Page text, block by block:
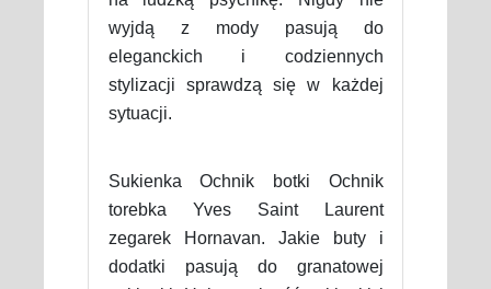
wyjdą z mody pasują do
eleganckich i codziennych
stylizacji sprawdzą się w każdej
sytuacji.
Sukienka Ochnik botki Ochnik
torebka Yves Saint Laurent
zegarek Hornavan. Jakie buty i
dodatki pasują do granatowej